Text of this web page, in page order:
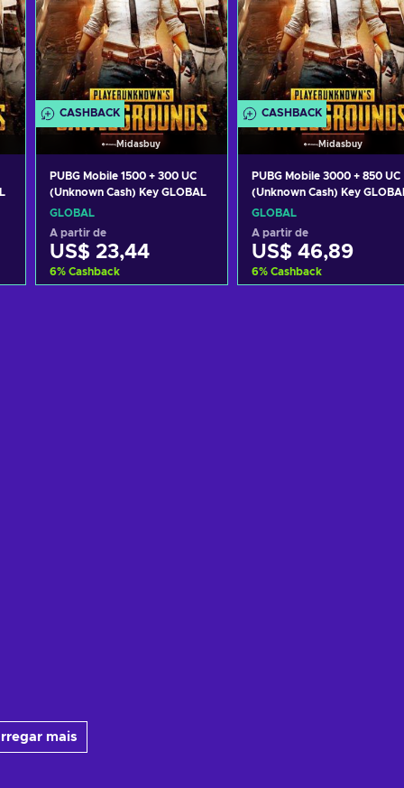
CASHBACK
Midasbuy
PUBG Mobile 1500 + 300 UC
(Unknown Cash) Key GLOBAL
GLOBAL
A partir de
US$ 23,44
6% Cashback
CASHBACK
Midasbuy
PUBG Mobile 3000 + 850 UC
(Unknown Cash) Key
GLOBAL
A partir de
US$ 46,89
6% Cashback
mais